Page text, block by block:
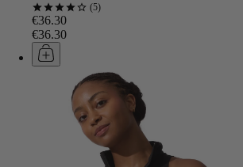
5
€36.30
€36.30